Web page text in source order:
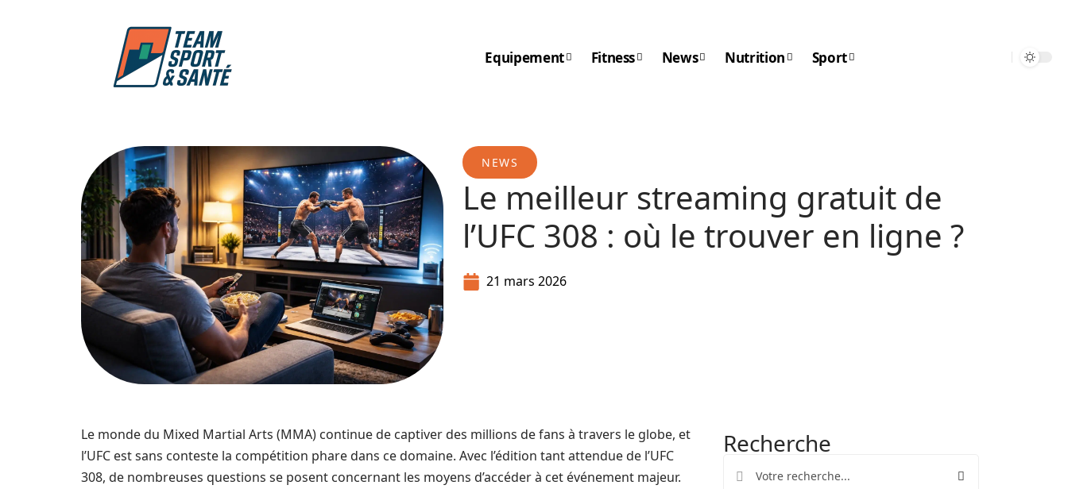
Equipement Fitness News Nutrition Sport
NEWS
Le meilleur streaming gratuit de
l’UFC 308 : où le trouver en ligne ?
21 mars 2026
Le monde du Mixed Martial Arts (MMA) continue de captiver des millions de fans à travers le globe, et
l’UFC est sans conteste la compétition phare dans ce domaine. Avec l’édition tant attendue de l’UFC
308, de nombreuses questions se posent concernant les moyens d’accéder à cet événement majeur.
Recherche